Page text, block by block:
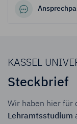
KASSEL
Steckbrief
Wir haben hier für
Lehramtsstudium